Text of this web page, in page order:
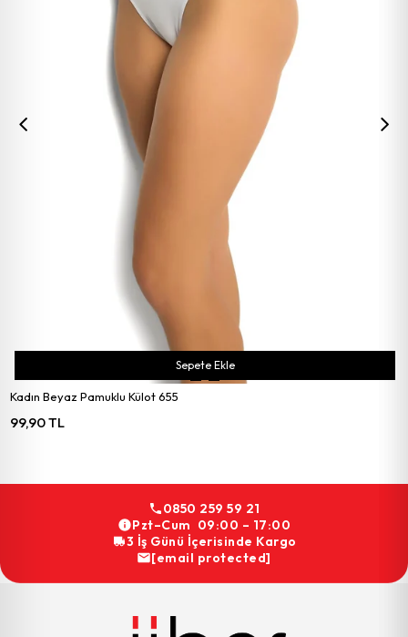
Kadın Beyaz Pamuklu Külot 655
99,90 TL
Sepete Ekle
0850 259 59 21
Pzt–Cum 09:00 – 17:00
3 İş Günü İçerisinde Kargo
[email protected]